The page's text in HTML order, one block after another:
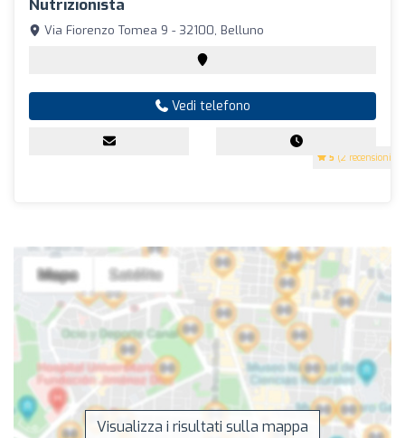
Nutrizionista
5 (2 recensioni)
Via Fiorenzo Tomea 9 - 32100, Belluno
Vedi telefono
Visualizza i risultati sulla mappa